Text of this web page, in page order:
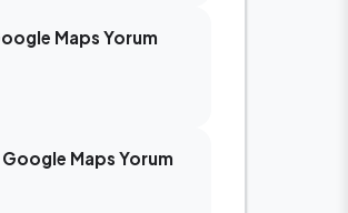
Maps Yorum
Maps Yorum